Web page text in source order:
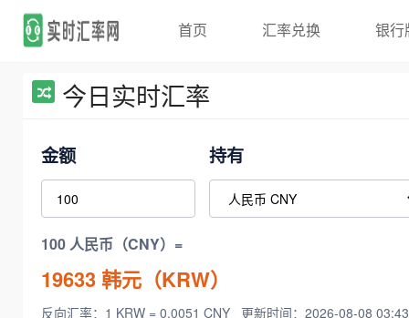
首页 汇率兑换 银行
今日实时汇率
金额 持有
100 人民币（CNY）=
19633韩元（KRW）
反向汇率：1 KRW = 0.0051 CNY 更新时间：2026-08-08